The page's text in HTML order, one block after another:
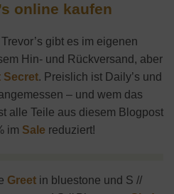
online kaufen
gibt es im eigenen
Hin- und Rückversand, aber
Secret. Preislich ist Daily’s und
– und wem das
alle Teile aus diesem Blogpost
im Sale reduziert!
Greet in bluestone und S //